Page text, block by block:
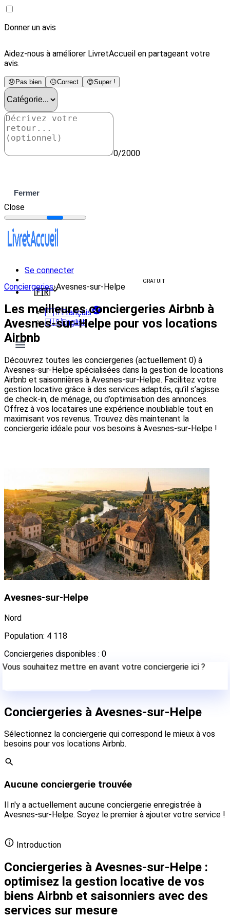
Donner un avis
Aidez-nous à améliorer LivretAccueil en partageant votre
avis.
😞 Pas bien 😐Correct 😍Super !
0/2000
Fermer
Close
Se connecter
GRATUIT
🇫🇷
🇫🇷Français
🇺🇸English
Conciergeries›Avesnes-sur-Helpe
Les meilleures conciergeries Airbnb à
Avesnes-sur-Helpe pour vos locations
Airbnb
Découvrez toutes les conciergeries (actuellement 0) à
Avesnes-sur-Helpe spécialisées dans la gestion de locations
Airbnb et saisonnières à Avesnes-sur-Helpe. Facilitez votre
gestion locative grâce à des services adaptés, qu’il s’agisse
de check-in, de ménage, ou d’optimisation des annonces.
Offrez à vos locataires une expérience inoubliable tout en
maximisant vos revenus. Trouvez dès maintenant la
conciergerie idéale pour vos besoins à Avesnes-sur-Helpe !
Avesnes-sur-Helpe
Nord
Population: 4 118
Conciergeries disponibles : 0
Vous souhaitez mettre en avant votre conciergerie ici ?
Conciergeries à Avesnes-sur-Helpe
Sélectionnez la conciergerie qui correspond le mieux à vos
besoins pour vos locations Airbnb.
Aucune conciergerie trouvée
Il n'y a actuellement aucune conciergerie enregistrée à
Avesnes-sur-Helpe. Soyez le premier à ajouter votre service !
Introduction
Conciergeries à Avesnes-sur-Helpe :
optimisez la gestion locative de vos
biens Airbnb et saisonniers avec des
services sur mesure